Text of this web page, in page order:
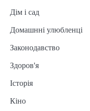
Дім і сад
Домашнні улюбленці
Законодавство
Здоров'я
Історія
Кіно